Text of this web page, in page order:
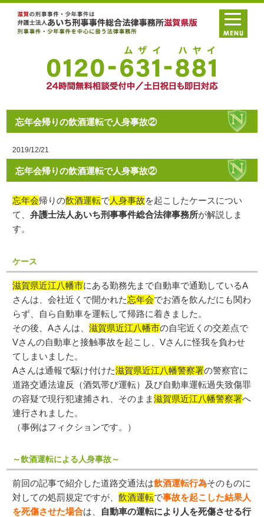
忘年会帰りの飲酒運転で人身事故②
2019/12/21
忘年会帰りの飲酒運転で人身事故②
忘年会帰りの飲酒運転で人身事故を起こしたケースについ
て、弁護士法人あいち刑事事件総合法律事務所が解説しま
す。
ケース
滋賀県近江八幡市にある勤務先まで自動車で通勤しているA
さんは、会社近くで開かれた忘年会でお酒を飲んだにも関わ
らず、自ら自動車を運転して帰路に着きました。
その後、Aさんは、滋賀県近江八幡市の自宅近くの交差点で
Vさんの自動車と接触事故を起こし、Vさんに怪我を負わせ
てしまいました。
Aさんは通報で駆け付けた滋賀県近江八幡警察署の警察官に
道路交通法違反（酒気帯び運転）及び自動車運転過失致傷罪
の容疑で現行犯逮捕され、そのまま滋賀県近江八幡警察署へ
連行されました。
（事例はフィクションです。）
～飲酒運転による人身事故～
前回の記事で紹介した道路交通法は飲酒運転行為そのものに
対しての処罰規定ですが、飲酒運転で事故を起こした結果人
を死傷させた場合は、
自動車の運転により人を死傷させる行